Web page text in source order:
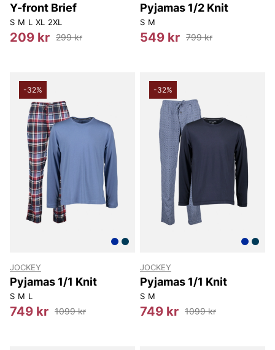
Y-front Brief
S M L XL 2XL
209 kr 299 kr
Pyjamas 1/2 Knit
S M
549 kr 799 kr
-32%
JOCKEY
Pyjamas 1/1 Knit
S M L
749 kr 1099 kr
-32%
JOCKEY
Pyjamas 1/1 Knit
S M
749 kr 1099 kr